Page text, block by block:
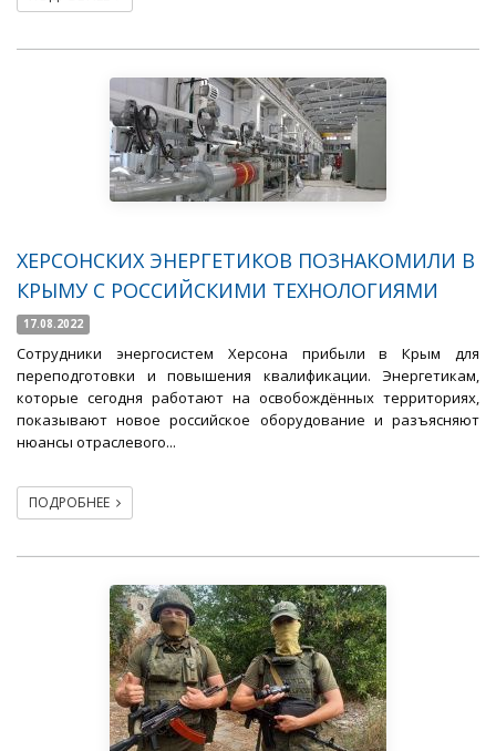
ХЕРСОНСКИХ ЭНЕРГЕТИКОВ ПОЗНАКОМИЛИ В
КРЫМУ С РОССИЙСКИМИ ТЕХНОЛОГИЯМИ
17.08.2022
Сотрудники энергосистем Херсона прибыли в Крым для
переподготовки и повышения квалификации. Энергетикам,
которые сегодня работают на освобождённых территориях,
показывают новое российское оборудование и разъясняют
нюансы отраслевого...
ПОДРОБНЕЕ